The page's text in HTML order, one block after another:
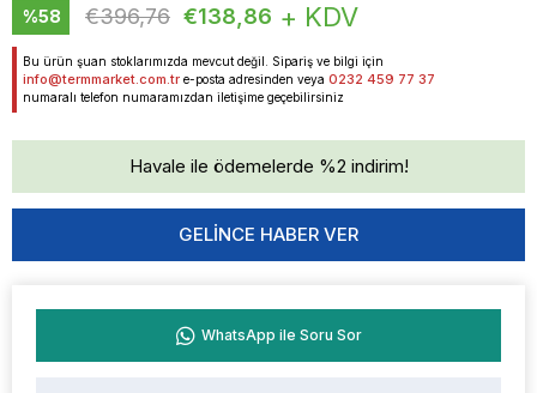
%58
İndirim
€396,76 €138,86 + KDV
Bu ürün şuan stoklarımızda mevcut değil. Sipariş ve bilgi için
info@termmarket.com.tr e-posta adresinden veya 0232 459 77 37
numaralı telefon numaramızdan iletişime geçebilirsiniz
Havale ile ödemelerde %2 indirim!
GELINCE HABER VER
WhatsApp ile Soru Sor